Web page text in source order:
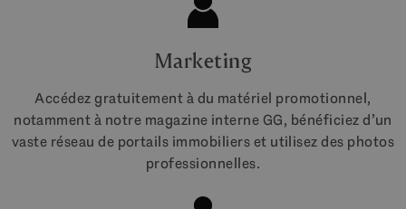
Marketing
Accédez gratuitement à du matériel promotionnel,
notamment à notre magazine interne GG, bénéficiez d’un
vaste réseau de portails immobiliers et utilisez des photos
professionnelles.